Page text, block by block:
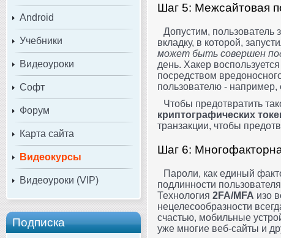
Android
Учебники
Видеоуроки
Софт
Форум
Карта сайта
Видеокурсы
Видеоуроки (VIP)
Подписка
Шаг 5: Межсайтовая
Допустим, пользователь
вкладку, в которой,
может быть совершен
день. Хакер
посредством
пользователю - например,
Чтобы предотвратить
криптографических
транзакции, чтобы
Шаг 6:
Пароли, как единый
подлинности
Технология 2FA/MFA изо
нецелесообразности
счастью, мобильные
уже многие веб-сайты и